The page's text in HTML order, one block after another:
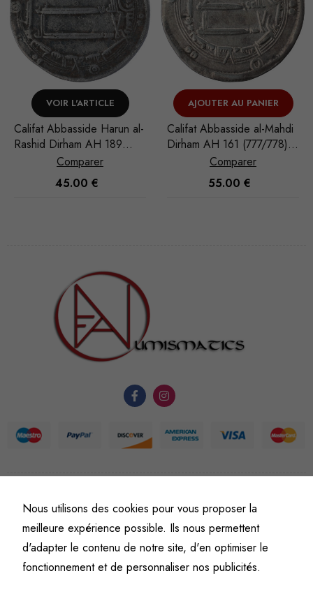
Harun al-
189
AJOUTER AU PANIER
Califat Abbasside al-Mahdi
Dirham AH 161 (777/778)
Madinat al-Salam
VOIR
Califat
Rashid Dirham
(788/789)
©Fine art numismatics– Tous droits réservés.
Politique de confidentialitéConditions générales de vente et d’utilisation
Mentions légales
Nous utilisons des cookies pour vous proposer la
meilleure expérience possible. Ils nous permettent
d'adapter le contenu de notre site, d'en optimiser le
fonctionnement et de personnaliser nos publicités.
nous
puissions
fonctionnalité
structure du
site Web, en
fonction de
l'usage qu'il
en est fait.